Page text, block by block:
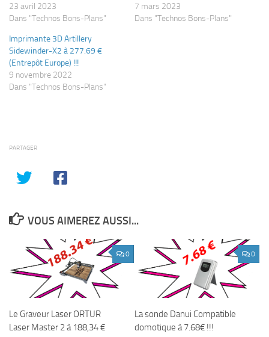
23 avril 2023
Dans "Technos Bons-Plans"
7 mars 2023
Dans "Technos Bons-Plans"
Imprimante 3D Artillery
Sidewinder-X2 à 277.69 €
(Entrepôt Europe) !!!
9 novembre 2022
Dans "Technos Bons-Plans"
PARTAGER
VOUS AIMEREZ AUSSI...
0
Le Graveur Laser ORTUR
Laser Master 2 à 188,34 €
0
La sonde Danui Compatible
domotique à 7.68€ !!!